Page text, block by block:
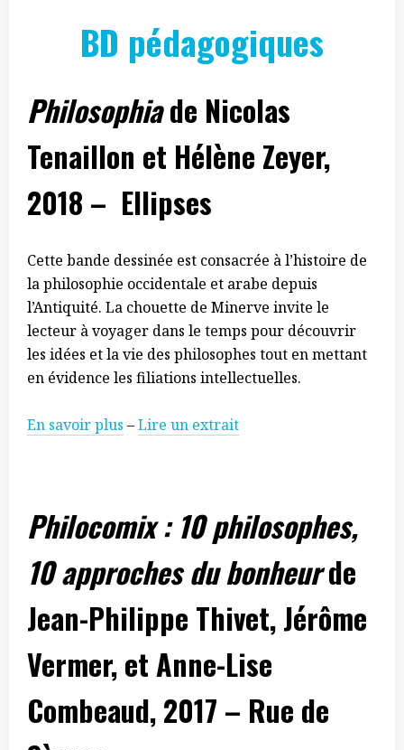
BD pédagogiques
Philosophiade Nicolas
Tenaillon et Hélène Zeyer,
2018 – Ellipses
Cette bande dessinée est consacrée à l’histoire de
la philosophie occidentale et arabe depuis
l’Antiquité. La chouette de Minerve invite le
lecteur à voyager dans le temps pour découvrir
les idées et la vie des philosophes tout en mettant
en évidence les filiations intellectuelles.
En savoir plus –Lire un extrait
Philocomix : 10 philosophes,
10 approches du bonheurde
Jean-Philippe Thivet, Jérôme
Vermer, et Anne-Lise
Combeaud, 2017 – Rue de